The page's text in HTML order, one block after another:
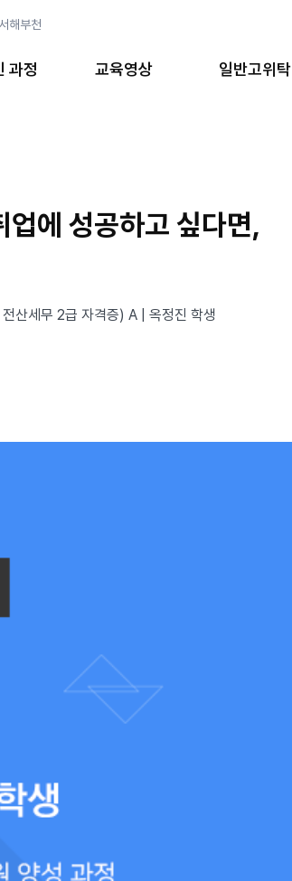
해부천
과정 교육영상 일반고위탁
에 성공하고 싶다면,
산세무 2급 자격증) A | 옥정진 학생